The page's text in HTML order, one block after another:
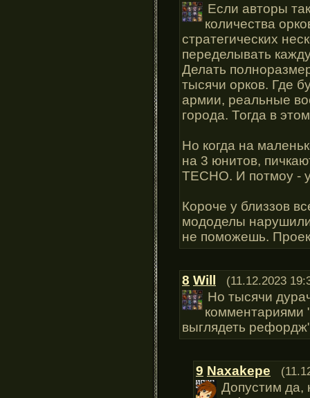
Если авторы
количества
стратегических
переделывать
Делать
тысячи орков. Где
армии, реальные
города. Тогда в
Но когда на
на 3 юнитов,
ТЕСНО. И потмоу -
Короче у близзов
мододелы
не поможешь.
8 Will (11.12.2023
Но тысячи
комментариями
выглядеть
9 Naxakepe
Допустим да,